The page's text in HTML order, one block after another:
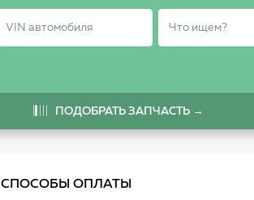
ПОДОБРАТЬ ЗАПЧАСТЬ →
СПОСОБЫ ОПЛАТЫ